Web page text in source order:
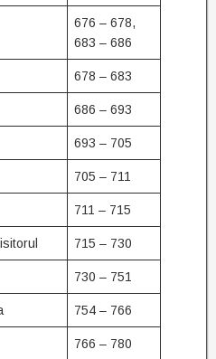
676 – 678,
683 – 686
678 – 683
686 – 693
693 – 705
705 – 711
711 – 715
715 – 730
730 – 751
754 – 766
766 – 780